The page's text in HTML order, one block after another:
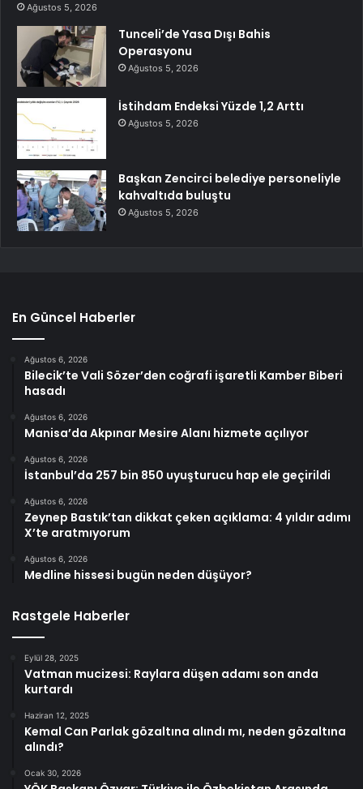
Ağustos 5, 2026
Tunceli’de Yasa Dışı Bahis
Operasyonu
Ağustos 5, 2026
İstihdam Endeksi Yüzde 1,2 Arttı
Ağustos 5, 2026
Başkan Zencirci belediye personeliyle
kahvaltıda buluştu
Ağustos 5, 2026
En Güncel Haberler
Ağustos 6, 2026
Bilecik’te Vali Sözer’den coğrafi işaretli Kamber Biberi
hasadı
Ağustos 6, 2026
Manisa’da Akpınar Mesire Alanı hizmete açılıyor
Ağustos 6, 2026
İstanbul’da 257 bin 850 uyuşturucu hap ele geçirildi
Ağustos 6, 2026
Zeynep Bastık’tan dikkat çeken açıklama: 4 yıldır adımı
X’te aratmıyorum
Ağustos 6, 2026
Medline hissesi bugün neden düşüyor?
Rastgele Haberler
Eylül 28, 2025
Vatman mucizesi: Raylara düşen adamı son anda
kurtardı
Haziran 12, 2025
Kemal Can Parlak gözaltına alındı mı, neden gözaltına
alındı?
Ocak 30, 2026